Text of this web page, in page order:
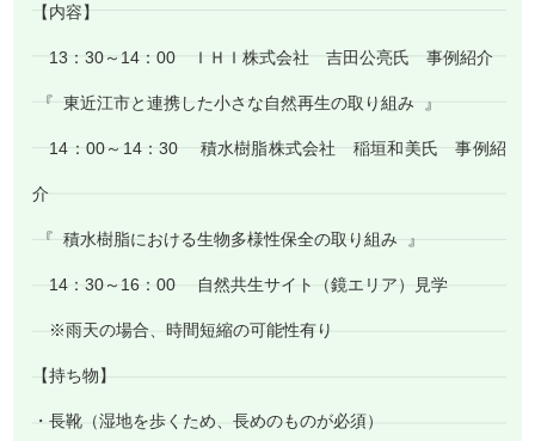
【内容】
13：30～14：00 ＩＨＩ株式会社 吉田公亮氏 事例紹介
『 東近江市と連携した小さな自然再生の取り組み 』
14：00～14：30 積水樹脂株式会社 稲垣和美氏 事例紹
介
『 積水樹脂における生物多様性保全の取り組み 』
14：30～16：00 自然共生サイト（鏡エリア）見学
※雨天の場合、時間短縮の可能性有り
【持ち物】
・長靴（湿地を歩くため、長めのものが必須）